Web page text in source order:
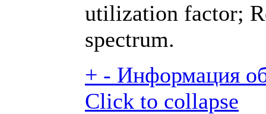
utilization factor;
spectrum.
+ - Информация
Click to collapse